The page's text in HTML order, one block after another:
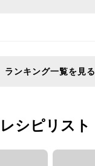
ランキング一覧を見る
シピリスト